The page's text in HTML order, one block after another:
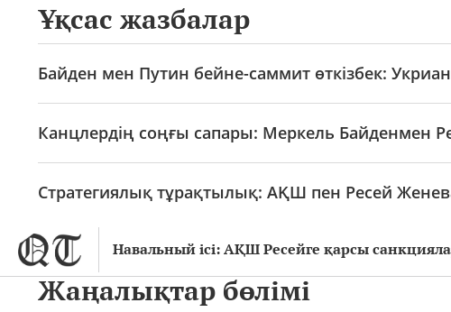
Навальный ісі: АҚШ Ресейге қарсы
Ұқсас жазбалар
Байден мен Путин бейне-саммит өткізбек:
Канцлердің соңғы сапары: Меркель Байденмен
Стратегиялық тұрақтылық: АҚШ пен Ресей
Жаңалықтар бөлімі